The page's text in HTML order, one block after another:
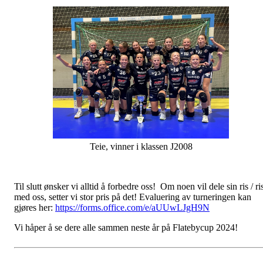
Teie, vinner i klassen J2008
Til slutt ønsker vi alltid å forbedre oss! Om noen vil dele sin ris /
med oss, setter vi stor pris på det! Evaluering av turneringen kan
gjøres her: https://forms.office.com/e/aUUwLJgH9N
Vi håper å se dere alle sammen neste år på Flatebycup 2024!